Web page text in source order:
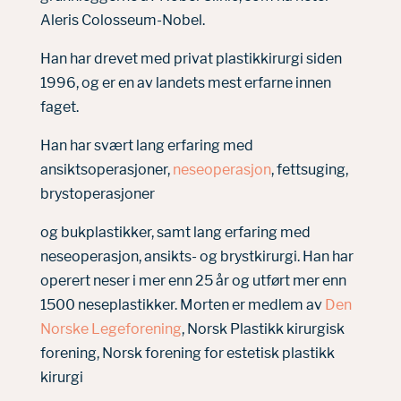
Aleris Colosseum-Nobel.
Han har drevet med privat plastikkirurgi siden
1996, og er en av landets mest erfarne innen
faget.
Han har svært lang erfaring med
ansiktsoperasjoner, neseoperasjon, fettsuging,
brystoperasjoner
og bukplastikker, samt lang erfaring med
neseoperasjon, ansikts- og brystkirurgi. Han har
operert neser i mer enn 25 år og utført mer enn
1500 neseplastikker. Morten er medlem av Den
Norske Legeforening, Norsk Plastikk kirurgisk
forening, Norsk forening for estetisk plastikk
kirurgi